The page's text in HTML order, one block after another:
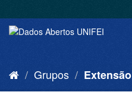
Grupos Extensão